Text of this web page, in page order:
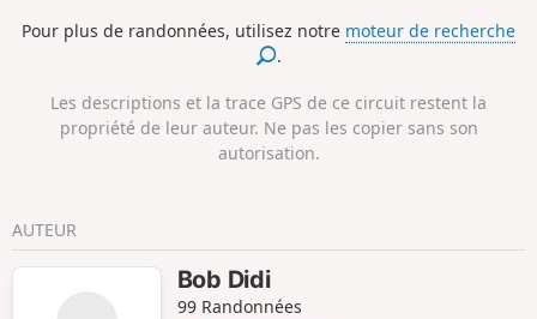
Pour plus de randonnées, utilisez notre moteur de recherche
.
Les descriptions et la trace GPS de ce circuit restent la
propriété de leur auteur. Ne pas les copier sans son
autorisation.
AUTEUR
Bob Didi
99 Randonnées